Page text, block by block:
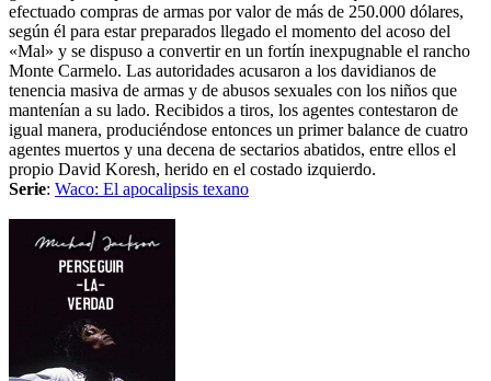
efectuado compras de armas por valor de más de 250.000 dólares,
según él para estar preparados llegado el momento del acoso del
«Mal» y se dispuso a convertir en un fortín inexpugnable el rancho
Monte Carmelo. Las autoridades acusaron a los davidianos de
tenencia masiva de armas y de abusos sexuales con los niños que
mantenían a su lado. Recibidos a tiros, los agentes contestaron de
igual manera, produciéndose entonces un primer balance de cuatro
agentes muertos y una decena de sectarios abatidos, entre ellos el
propio David Koresh, herido en el costado izquierdo.
Serie: Waco: El apocalipsis texano